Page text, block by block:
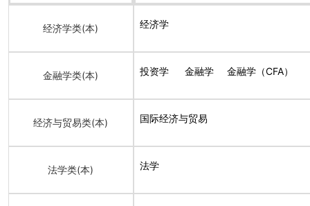
经济学类(本) 经济学
金融学类(本) 投资学 金融学 金融学（CFA）
经济与贸易类(本) 国际经济与贸易
法学类(本) 法学